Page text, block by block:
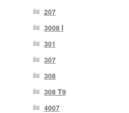
207
3008 I
301
307
308
308 T9
4007